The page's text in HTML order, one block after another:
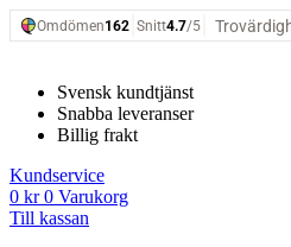
Hoppa
till
Svensk kundtjänst
Snabba leveranser
Billig frakt
Kundservice
0 kr 0 Varukorg
Till kassan